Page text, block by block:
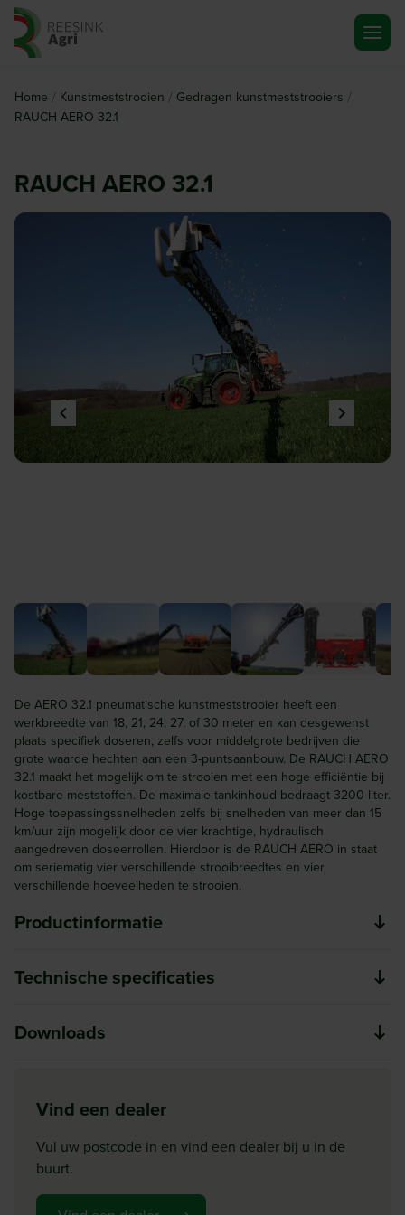
Home / Kunstmeststrooien / Gedragen kunstmeststrooiers /
RAUCH AERO 32.1
RAUCH AERO 32.1
De AERO 32.1 pneumatische kunstmeststrooier heeft een
werkbreedte van 18, 21, 24, 27, of 30 meter en kan desgewenst
plaats specifiek doseren, zelfs voor middelgrote bedrijven die
grote waarde hechten aan een 3-puntsaanbouw. De RAUCH AERO
32.1 maakt het mogelijk om te strooien met een hoge efficiëntie bij
kostbare meststoffen. De maximale tankinhoud bedraagt 3200 liter.
Hoge toepassingssnelheden zelfs bij snelheden van meer dan 15
km/uur zijn mogelijk door de vier krachtige, hydraulisch
aangedreven doseerrollen. Hierdoor is de RAUCH AERO in staat
om seriematig vier verschillende strooibreedtes en vier
verschillende hoeveelheden te strooien.
Productinformatie
Nauwkeurige verdeling van meststoffen, ook met ureum,
Flexibele aanpassing van de werkbreedte met 4 of 24
Constante toevoer van voedingsstoffen tot de veldgrens
optimale bescherming van het milieu
Technische specificaties
Model
AERO 32.1
Gedragen
Werkbreedte max (m)
36
Werkbreedte min (m)
Downloads
RAUCH AERO 32.1 brochure
Vind een dealer
Vul uw postcode in en vind een dealer bij u in de
buurt.